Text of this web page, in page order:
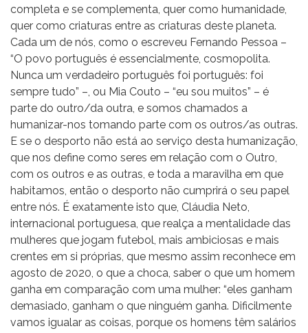
completa e se complementa, quer como humanidade,
quer como criaturas entre as criaturas deste planeta.
Cada um de nós, como o escreveu Fernando Pessoa –
“O povo português é essencialmente, cosmopolita.
Nunca um verdadeiro português foi português: foi
sempre tudo” –, ou Mia Couto – “eu sou muitos” – é
parte do outro/da outra, e somos chamados a
humanizar-nos tomando parte com os outros/as outras.
E se o desporto não está ao serviço desta humanização,
que nos define como seres em relação com o Outro,
com os outros e as outras, e toda a maravilha em que
habitamos, então o desporto não cumprirá o seu papel
entre nós. É exatamente isto que, Cláudia Neto,
internacional portuguesa, que realça a mentalidade das
mulheres que jogam futebol, mais ambiciosas e mais
crentes em si próprias, que mesmo assim reconhece em
agosto de 2020, o que a choca, saber o que um homem
ganha em comparação com uma mulher: “eles ganham
demasiado, ganham o que ninguém ganha. Dificilmente
vamos igualar as coisas, porque os homens têm salários